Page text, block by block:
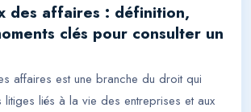
des affaires : définition,
clés pour consulter un
affaires est une branche du droit qui
liés à la vie des entreprises et aux